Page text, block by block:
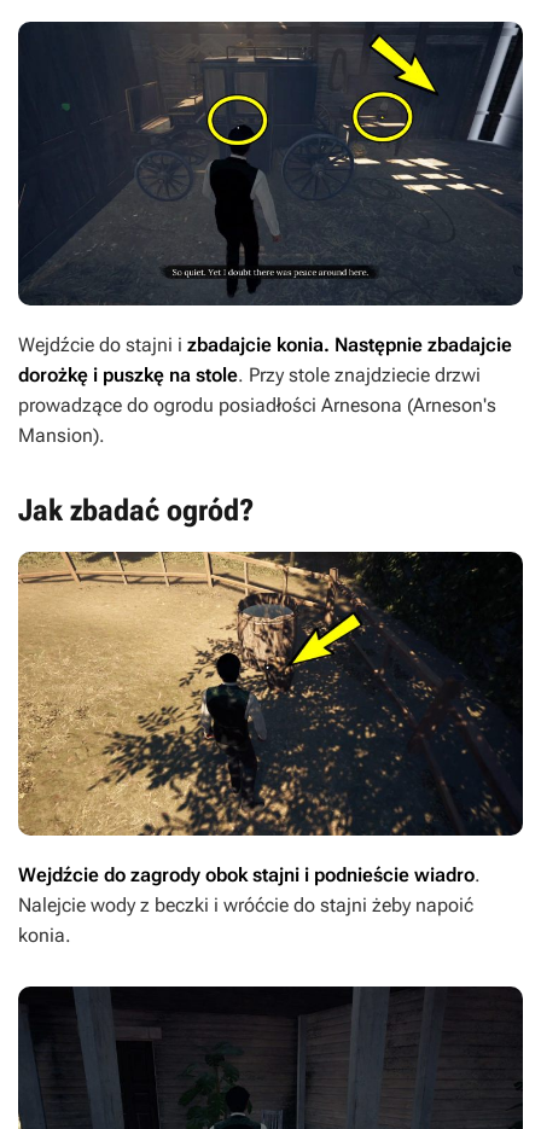
Wejdźcie do stajni i zbadajcie konia. Następnie zbadajcie
dorożkę i puszkę na stole. Przy stole znajdziecie drzwi
prowadzące do ogrodu posiadłości Arnesona (Arneson's
Mansion).
Jak zbadać ogród?
Wejdźcie do zagrody obok stajni i podnieście wiadro.
Nalejcie wody z beczki i wróćcie do stajni żeby napoić
konia.